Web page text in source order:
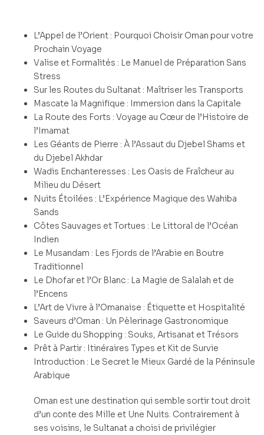
L’Appel de l’Orient : Pourquoi Choisir Oman pour votre
Prochain Voyage
Valise et Formalités : Le Manuel de Préparation Sans
Stress
Sur les Routes du Sultanat : Maîtriser les Transports
Mascate la Magnifique : Immersion dans la Capitale
La Route des Forts : Voyage au Cœur de l’Histoire de
l’Imamat
Les Géants de Pierre : À l’Assaut du Djebel Shams et
du Djebel Akhdar
Wadis Enchanteresses : Les Oasis de Fraîcheur au
Milieu du Désert
Nuits Étoilées : L’Expérience Magique des Wahiba
Sands
Côtes Sauvages et Tortues : Le Littoral de l’Océan
Indien
Le Musandam : Les Fjords de l’Arabie en Boutre
Traditionnel
Le Dhofar et l’Or Blanc : La Magie de Salalah et de
l’Encens
L’Art de Vivre à l’Omanaise : Étiquette et Hospitalité
Saveurs d’Oman : Un Pèlerinage Gastronomique
Le Guide du Shopping : Souks, Artisanat et Trésors
Prêt à Partir : Itinéraires Types et Kit de Survie
Introduction : Le Secret le Mieux Gardé de la Péninsule
Arabique
Oman est une destination qui semble sortir tout droit
d’un conte des Mille et Une Nuits. Contrairement à
ses voisins, le Sultanat a choisi de privilégier